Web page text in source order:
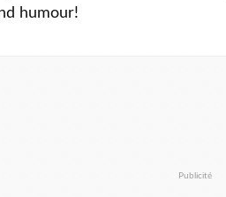
humour!
Publicité